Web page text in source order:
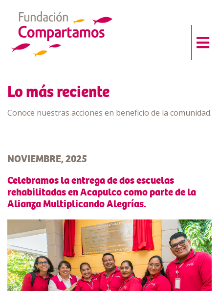
Lo más reciente
Conoce nuestras acciones en beneficio de la comunidad.
NOVIEMBRE, 2025
Celebramos la entrega de dos escuelas
rehabilitadas en Acapulco como parte de la
Alianza Multiplicando Alegrías.